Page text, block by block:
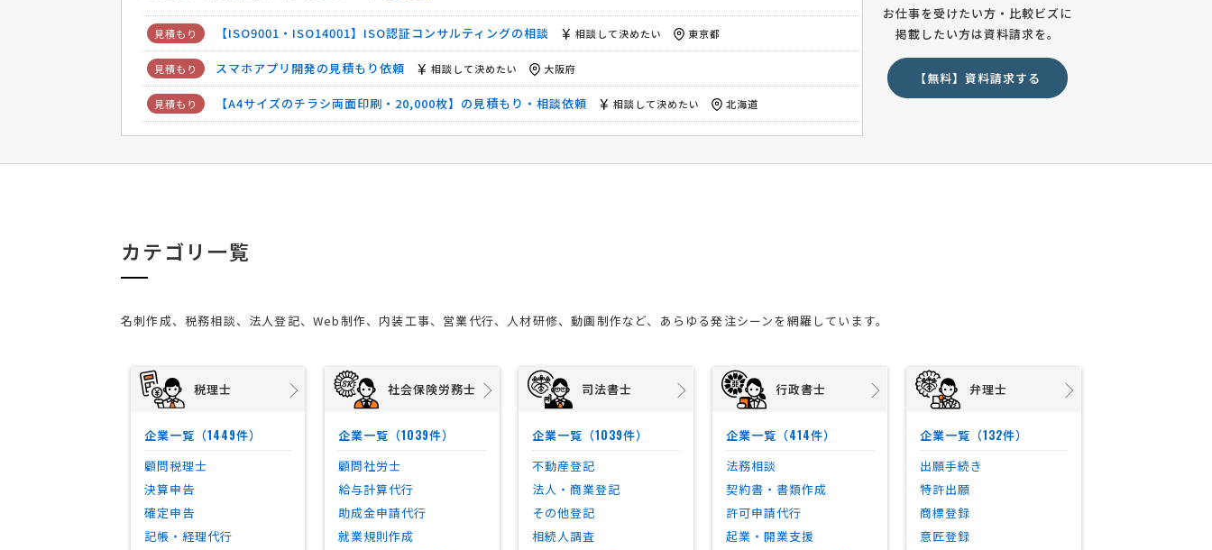
【A4サイズのチラシ両面印刷・20,000枚】の見積もり・相談依頼
お仕事を受けたい方・比較ビズに
掲載したい方は資料請求を。
【無料】資料請求する
カテゴリ一覧
名刺作成、税務相談、法人登記、Web制作、内装工事、営業代行、人材研修、動画制作など、あらゆる発注シーンを網羅しています。
税理士
企業一覧（1449件）
顧問税理士
決算申告
確定申告
記帳・経理代行
社会保険労務士
企業一覧（1039件）
顧問社労士
給与計算代行
助成金申請代行
就業規則作成
司法書士
企業一覧（1039件）
不動産登記
法人・商業登記
その他登記
相続人調査
行政書士
企業一覧（414件）
法務相談
契約書・書類作成
許可申請代行
起業・開業支援
弁理士
企業一覧（132件）
出願手続き
特許出願
商標登録
意匠登録